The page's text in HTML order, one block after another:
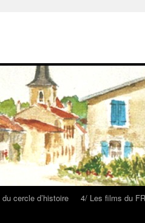
cercle d’histoire 4/ Les films du